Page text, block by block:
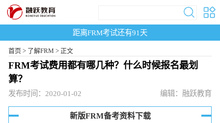
距离FRM考试还有91 天
首页> 了解FRM > 正文
FRM考试费用都有哪几种？什么时候报名最划
算？
发布时间：2020-01-02 编辑：融跃教育
新版FRM备考资料下载